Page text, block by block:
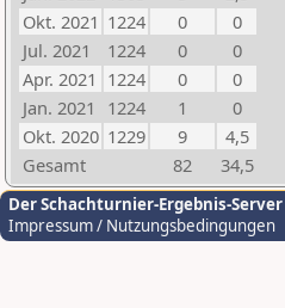
Okt. 2021 1224 0
0
Jul. 2021
1224 0
0
Apr. 2021 1224 0
0
Jan. 2021
1224 1
0
Okt. 2020 1229 9
4,5
Gesamt
82 34,5
Der Schachturnier-Ergebnis-Server
Impressum / Nutzungsbedingungen